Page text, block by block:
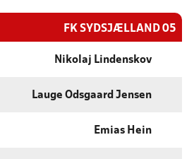
FK SYDSJÆLLAND 05
Nikolaj Lindenskov
Lauge Odsgaard Jensen
Emias Hein